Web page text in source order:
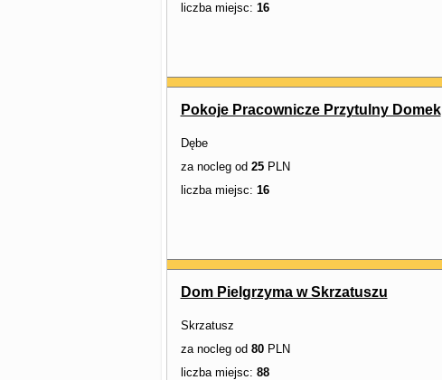
liczba miejsc: 16
Pokoje Pracownicze Przytulny Domek
Dębe
za nocleg od 25PLN
liczba miejsc: 16
Dom Pielgrzyma w Skrzatuszu
Skrzatusz
za nocleg od 80PLN
liczba miejsc: 88